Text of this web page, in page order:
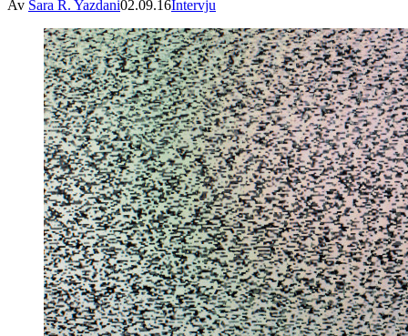
Av Sara R. Yazdani02.09.16Intervju